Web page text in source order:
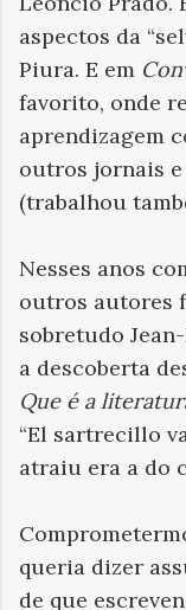
aspectos da
Piura. E em
favorito, onde
aprendizagem
outros jornais
(trabalhou
Nesses anos
outros autores
sobretudo
a descoberta
Que é a
“El sartrecillo
atraiu era a do
queria dizer
de que